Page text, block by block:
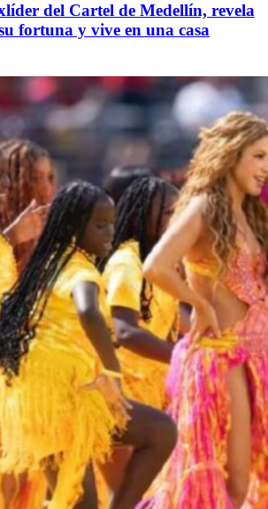
del Cartel de Medellín, revela
fortuna y vive en una casa